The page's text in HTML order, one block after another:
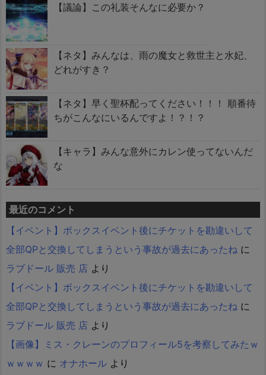
【議論】この礼装そんなに必要か？
【ネタ】みんなは、雨の魔女と救世主と水妃、
どれがすき？
【ネタ】早く聖杯配ってください！！！ 順番待
ちがこんなにいるんですよ！？！？
【キャラ】みんな意外にカレン使ってないんだ
な
最近のコメント
【イベント】ボックスイベント後にチケットを勘違いして
全部QPと交換してしまうという事故が過去にあったね に
ラブドール 販売 店 より
【イベント】ボックスイベント後にチケットを勘違いして
全部QPと交換してしまうという事故が過去にあったね に
ラブドール 販売 店 より
【画像】ミス・クレーンのプロフィール5を考察してみたｗ
ｗｗｗｗ に オナホール より